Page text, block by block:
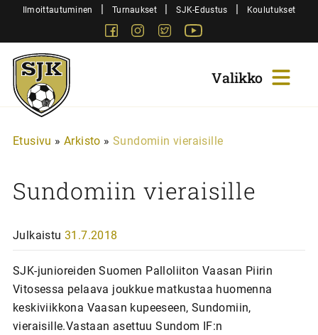
SiirryIlmoittautuminen | Turnaukset | SJK-Edustus | Koulutukset
FacebookInstagram
Twitter
Sjk-
Juniorit
Etusivu » Arkisto » Sundomiin vieraisille
Sundomiin vieraisille
Julkaistu 31.7.2018
SJK-junioreiden Suomen Palloliiton Vaasan Piirin
Vitosessa pelaava joukkue matkustaa huomenna
keskiviikkona Vaasan kupeeseen, Sundomiin,
vieraisille.Vastaan asettuu Sundom IF:n